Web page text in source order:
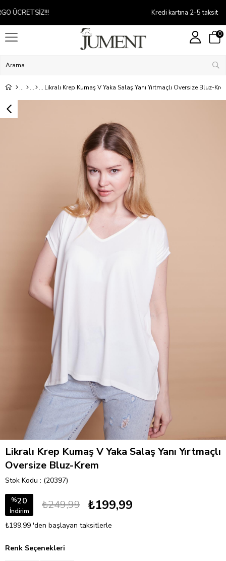
0
Likralı Krep Kumaş V Yaka Salaş Yanı Yırtmaçlı Oversize Bluz-
Likralı Krep Kumaş V Yaka Salaş Yanı Yırtmaçlı
Oversize Bluz-Krem
Stok Kodu (20397)
%20
İndirim ₺249,99 ₺199,99
₺199,99 'den başlayan taksitlerle
Renk Seçenekleri